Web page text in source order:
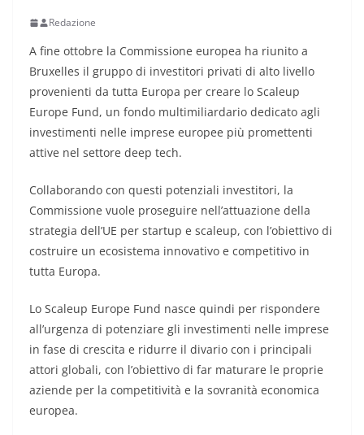
Redazione
A fine ottobre la Commissione europea ha riunito a
Bruxelles il gruppo di investitori privati di alto livello
provenienti da tutta Europa per creare lo Scaleup
Europe Fund, un fondo multimiliardario dedicato agli
investimenti nelle imprese europee più promettenti
attive nel settore deep tech.
Collaborando con questi potenziali investitori, la
Commissione vuole proseguire nell’attuazione della
strategia dell’UE per startup e scaleup, con l’obiettivo di
costruire un ecosistema innovativo e competitivo in
tutta Europa.
Lo Scaleup Europe Fund nasce quindi per rispondere
all’urgenza di potenziare gli investimenti nelle imprese
in fase di crescita e ridurre il divario con i principali
attori globali, con l’obiettivo di far maturare le proprie
aziende per la competitività e la sovranità economica
europea.